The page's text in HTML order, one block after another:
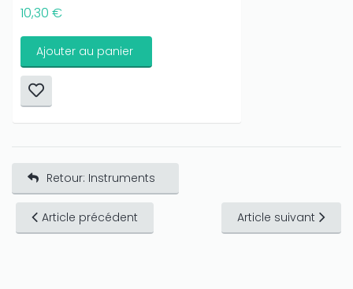
10,30 €
Ajouter au panier
Retour: Instruments
Article précédent Article suivant